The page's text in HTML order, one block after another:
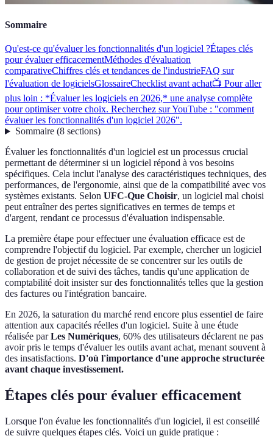
Sommaire
Qu'est-ce qu'évaluer les fonctionnalités d'un logiciel ?Étapes clés
pour évaluer efficacementMéthodes d'évaluation
comparativeChiffres clés et tendances de l'industrieFAQ sur
l'évaluation de logicielsGlossaireChecklist avant achat📺 Pour aller
plus loin : *Évaluer les logiciels en 2026,* une analyse complète
pour optimiser votre choix. Recherchez sur YouTube : "comment
évaluer les fonctionnalités d'un logiciel 2026".
Sommaire(8 sections)
Évaluer les fonctionnalités d'un logiciel est un processus crucial
permettant de déterminer si un logiciel répond à vos besoins
spécifiques. Cela inclut l'analyse des caractéristiques techniques, des
performances, de l'ergonomie, ainsi que de la compatibilité avec vos
systèmes existants. Selon UFC-Que Choisir, un logiciel mal choisi
peut entraîner des pertes significatives en termes de temps et
d'argent, rendant ce processus d'évaluation indispensable.
La première étape pour effectuer une évaluation efficace est de
comprendre l'objectif du logiciel. Par exemple, chercher un logiciel
de gestion de projet nécessite de se concentrer sur les outils de
collaboration et de suivi des tâches, tandis qu'une application de
comptabilité doit insister sur des fonctionnalités telles que la gestion
des factures ou l'intégration bancaire.
En 2026, la saturation du marché rend encore plus essentiel de faire
attention aux capacités réelles d'un logiciel. Suite à une étude
réalisée parLes Numériques, 60% des utilisateurs déclarent ne pas
avoir pris le temps d'évaluer les outils avant achat, menant souvent à
des insatisfactions. D'où l'importance d'une approche structurée
avant chaque investissement.
Étapes clés pour évaluer efficacement
Lorsque l'on évalue les fonctionnalités d'un logiciel, il est conseillé
de suivre quelques étapes clés. Voici un guide pratique :